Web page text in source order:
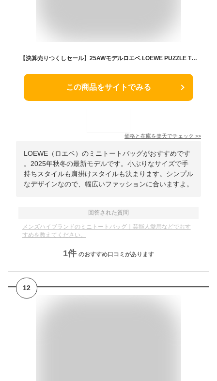
【決算売りつくしセール】25AWモデルロエベ LOEWE PUZZLE TOTE MINII メンズ パズル フォルド トート ミニ【1100 BLACK】A657V25X01 BLACK/【2025-26AW】m-bag
この商品をサイトでみる
価格と在庫を楽天でチェック >>
LOEWE（ロエベ）のミニトートバッグがおすすめです
。2025年秋冬の最新モデルです。小ぶりなサイズで手
持ちスタイルも肩掛けスタイルも決まります。シンプル
なデザインなので、幅広いファッションに合いますよ。
回答された質問
メンズハイブランドのミニトートバッグ｜芸能人愛用などでおす
すめを教えてください。
1件 のおすすめ口コミがあります
12